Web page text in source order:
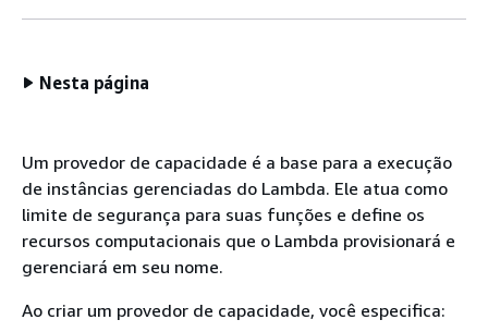
Nesta página
Um provedor de capacidade é a base para a execução
de instâncias gerenciadas do Lambda. Ele atua como
limite de segurança para suas funções e define os
recursos computacionais que o Lambda provisionará e
gerenciará em seu nome.
Ao criar um provedor de capacidade, você especifica: